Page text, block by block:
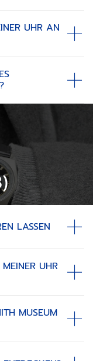
UHR AN
LASSEN
UHR
MUSEUM